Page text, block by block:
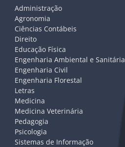
Administração
Agronomia
Ciências Contábeis
Direito
Educação Física
Engenharia Ambiental e Sanitária
Engenharia Civil
Engenharia Florestal
Letras
Medicina
Medicina Veterinária
Pedagogia
Psicologia
Sistemas de Informação